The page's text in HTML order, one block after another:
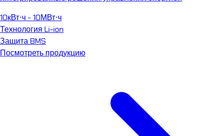
10кВт⋅ч - 10МВт⋅ч
Технология Li-ion
Защита BMS
Посмотреть продукцию